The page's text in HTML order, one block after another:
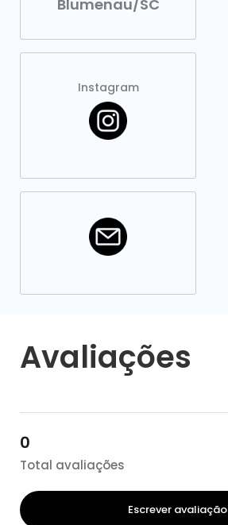
Blumenau/SC
Instagram
Avaliações
0
Total avaliações
Escrever avaliação